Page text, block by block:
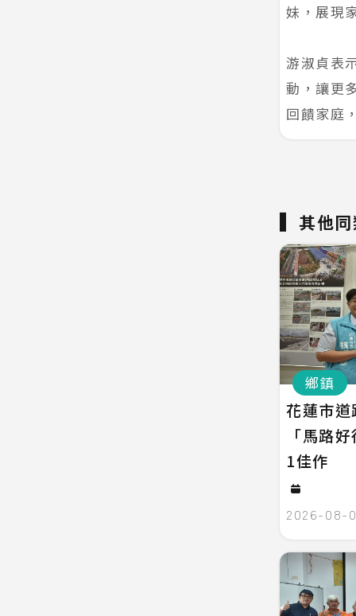
妹，展現
游淑貞表
動，讓更
回饋家庭
其他
鄉鎮
花蓮市
「馬路
1佳作
2026-08-